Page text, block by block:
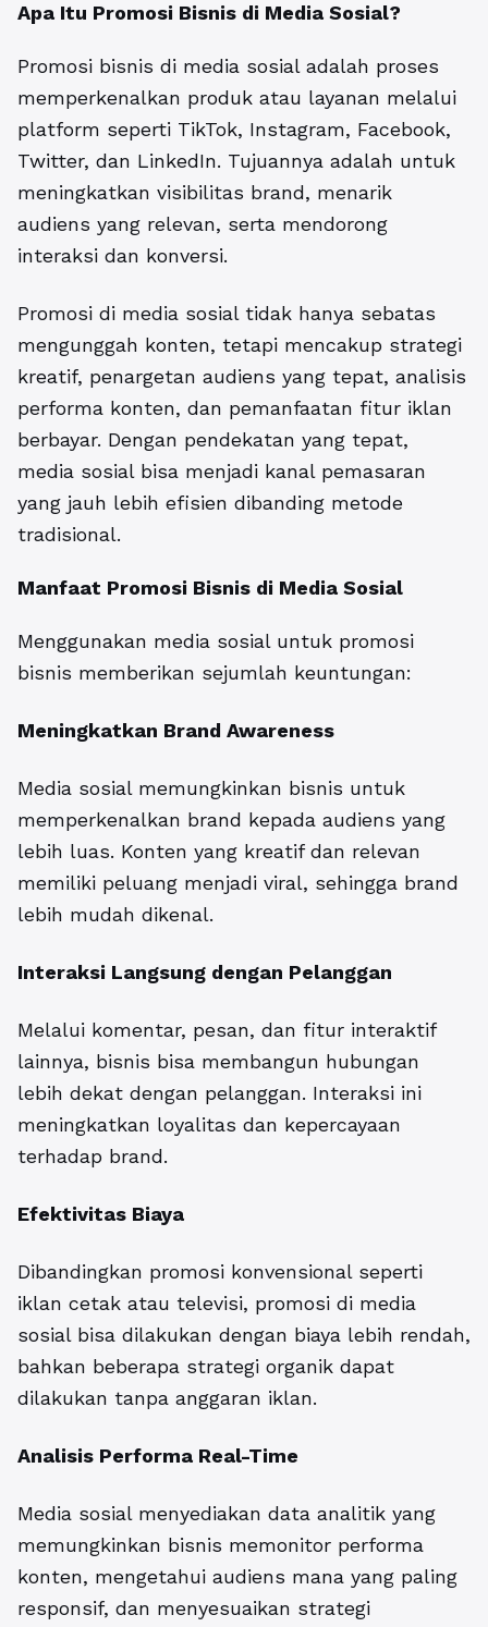
Apa Itu Promosi Bisnis di Media Sosial?
Promosi bisnis di media sosial adalah proses
memperkenalkan produk atau layanan melalui
platform seperti TikTok, Instagram, Facebook,
Twitter, dan LinkedIn. Tujuannya adalah untuk
meningkatkan visibilitas brand, menarik
audiens yang relevan, serta mendorong
interaksi dan konversi.
Promosi di media sosial tidak hanya sebatas
mengunggah konten, tetapi mencakup strategi
kreatif, penargetan audiens yang tepat, analisis
performa konten, dan pemanfaatan fitur iklan
berbayar. Dengan pendekatan yang tepat,
media sosial bisa menjadi kanal pemasaran
yang jauh lebih efisien dibanding metode
tradisional.
Manfaat Promosi Bisnis di Media Sosial
Menggunakan media sosial untuk promosi
bisnis memberikan sejumlah keuntungan:
Meningkatkan Brand Awareness
Media sosial memungkinkan bisnis untuk
memperkenalkan brand kepada audiens yang
lebih luas. Konten yang kreatif dan relevan
memiliki peluang menjadi viral, sehingga brand
lebih mudah dikenal.
Interaksi Langsung dengan Pelanggan
Melalui komentar, pesan, dan fitur interaktif
lainnya, bisnis bisa membangun hubungan
lebih dekat dengan pelanggan. Interaksi ini
meningkatkan loyalitas dan kepercayaan
terhadap brand.
Efektivitas Biaya
Dibandingkan promosi konvensional seperti
iklan cetak atau televisi, promosi di media
sosial bisa dilakukan dengan biaya lebih rendah,
bahkan beberapa strategi organik dapat
dilakukan tanpa anggaran iklan.
Analisis Performa Real-Time
Media sosial menyediakan data analitik yang
memungkinkan bisnis memonitor performa
konten, mengetahui audiens mana yang paling
responsif, dan menyesuaikan strategi